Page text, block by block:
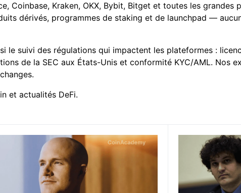
Coinbase, Kraken, OKX, Bybit, Bitget et toutes les grandes
dérivés, programmes de staking et de launchpad —
le suivi des régulations qui impactent les plateformes :
de la SEC aux États-Unis et conformité KYC/AML. Nos
et actualités DeFi.
vient d’obtenir l’enregistrement PSAN auprès desFTX : Le juge